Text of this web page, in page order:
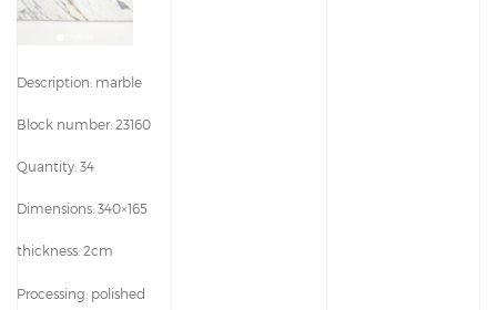
Description: marble
Block number: 23160
Quantity: 34
Dimensions: 340×165
thickness: 2cm
Processing: polished